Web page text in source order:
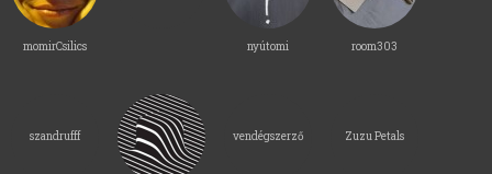
momirCsilics nyútomi room303
szandrufff vendégszerző Zuzu Petals